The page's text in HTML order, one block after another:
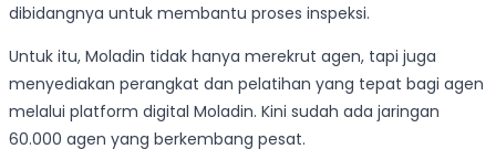
dibidangnya untuk membantu proses inspeksi.
Untuk itu, Moladin tidak hanya merekrut agen, tapi juga
menyediakan perangkat dan pelatihan yang tepat bagi agen
melalui platform digital Moladin. Kini sudah ada jaringan
60.000 agen yang berkembang pesat.